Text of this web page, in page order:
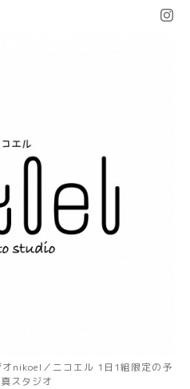
nikoel／ニコエル 1日1組限定の予
スタジオ